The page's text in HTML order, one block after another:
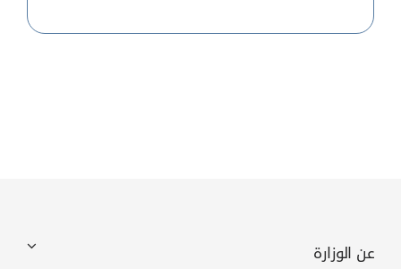
عن الوزارة